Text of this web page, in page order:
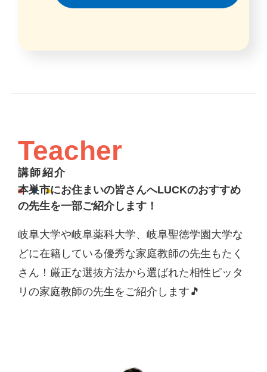
Teacher
講師紹介
本巣市にお住まいの皆さんへLUCKのおすすめ
の先生を一部ご紹介します！
岐阜大学や岐阜薬科大学、岐阜聖徳学園大学な
どに在籍している優秀な家庭教師の先生もたく
さん！厳正な選抜方法から選ばれた相性ピッタ
リの家庭教師の先生をご紹介します🎵